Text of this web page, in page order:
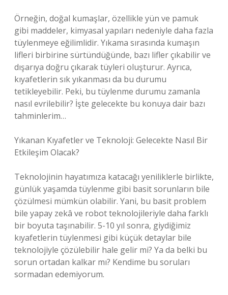
Örneğin, doğal kumaşlar, özellikle yün ve pamuk
gibi maddeler, kimyasal yapıları nedeniyle daha fazla
tüylenmeye eğilimlidir. Yıkama sırasında kumaşın
lifleri birbirine sürtündüğünde, bazı lifler çıkabilir ve
dışarıya doğru çıkarak tüyleri oluşturur. Ayrıca,
kıyafetlerin sık yıkanması da bu durumu
tetikleyebilir. Peki, bu tüylenme durumu zamanla
nasıl evrilebilir? İşte gelecekte bu konuya dair bazı
tahminlerim…
Yıkanan Kıyafetler ve Teknoloji: Gelecekte Nasıl Bir
Etkileşim Olacak?
Teknolojinin hayatımıza katacağı yeniliklerle birlikte,
günlük yaşamda tüylenme gibi basit sorunların bile
çözülmesi mümkün olabilir. Yani, bu basit problem
bile yapay zekâ ve robot teknolojileriyle daha farklı
bir boyuta taşınabilir. 5-10 yıl sonra, giydiğimiz
kıyafetlerin tüylenmesi gibi küçük detaylar bile
teknolojiyle çözülebilir hale gelir mi? Ya da belki bu
sorun ortadan kalkar mı? Kendime bu soruları
sormadan edemiyorum.